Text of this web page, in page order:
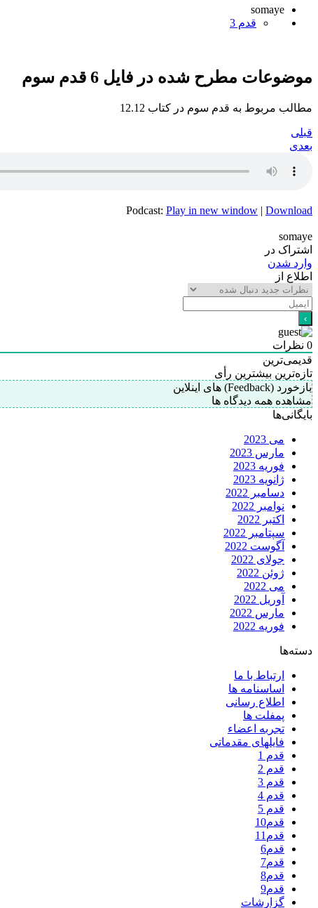
somaye
قدم 3
موضوعات مطرح شده در فایل 6 قدم سوم
مطالب مربوط به قدم سوم در کتاب 12.12
قبلی
بعدی
Podcast: Play in new window | Download
somaye
اشتراک در
وارد شدن
اطلاع از
0 نظرات
قدیمی‌ترین
تازه‌ترین بیشترین رأی
بازخورد (Feedback) های اینلاین
مشاهده همه دیدگاه ها
بایگانی‌ها
می 2023
مارس 2023
فوریه 2023
ژانویه 2023
دسامبر 2022
نوامبر 2022
اکتبر 2022
سپتامبر 2022
آگوست 2022
جولای 2022
ژوئن 2022
می 2022
آوریل 2022
مارس 2022
فوریه 2022
دسته‌ها
ارتباط با ما
اساسنامه ها
اطلاع رسانی
پمفلت ها
تجربه اعضاء
فایلهای مقدماتی
قدم 1
قدم 2
قدم 3
قدم 4
قدم 5
قدم10
قدم11
قدم6
قدم7
قدم8
قدم9
گزارشات